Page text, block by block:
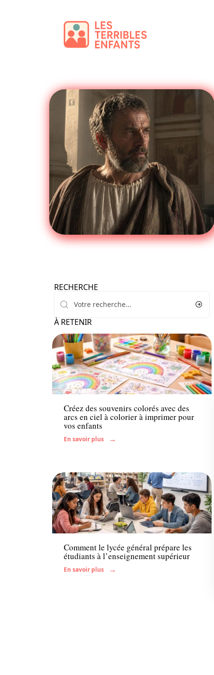
RECHERCHE
À RETENIR
Famille
Créez des souvenirs colorés avec des
arcs en ciel à colorier à imprimer pour
vos enfants
En savoir plus
Enfant
Comment le lycée général prépare les
étudiants à l’enseignement supérieur
En savoir plus